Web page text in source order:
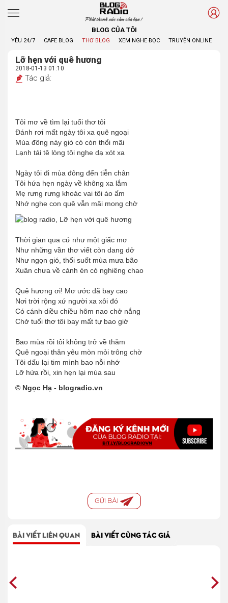
Phát thanh xúc cảm của bạn !
BLOG CỦA TÔI
YÊU 24/7 CAFE BLOG THƠ BLOG XEM NGHE ĐỌC TRUYỆN ONLINE
Lỡ hẹn với quê hương
2018-01-13 01:10
Tác giả:
Tôi mơ về tìm lại tuổi thơ tôi
Đánh rơi mất ngày tôi xa quê ngoại
Mùa đông này gió có còn thổi mãi
Lạnh tái tê lòng tôi nghe dạ xót xa
Ngày tôi đi mùa đông đến tiễn chân
Tôi hứa hẹn ngày về không xa lắm
Mẹ rưng rưng khoác vai tôi áo ấm
Nhớ nghe con quê vẫn mãi mong chờ
Thời gian qua cứ như một giấc mơ
Như những vần thơ viết còn dang dở
Như ngọn gió, thổi suốt mùa mưa bão
Xuân chưa về cánh én có nghiêng chao
Quê hương ơi! Mơ ước đã bay cao
Nơi trời rộng xứ người xa xôi đó
Có cánh diều chiều hôm nao chở nắng
Chở tuổi thơ tôi bay mất tự bao giờ
Bao mùa rồi tôi không trở về thăm
Quê ngoại thân yêu mòn mỏi trông chờ
Tôi dấu lại tim mình bao nỗi nhớ
Lỡ hứa rồi, xin hẹn lại mùa sau
© Ngọc Hạ - blogradio.vn
GỬI BÀI
BÀI VIẾT LIÊN QUAN BÀI VIẾT CÙNG TÁC GIẢ